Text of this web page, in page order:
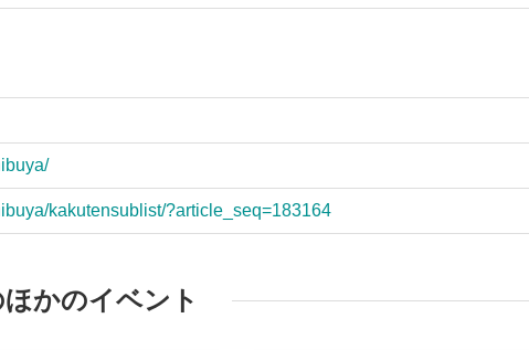
kakutensublist/?article_seq=183164
かのイベント